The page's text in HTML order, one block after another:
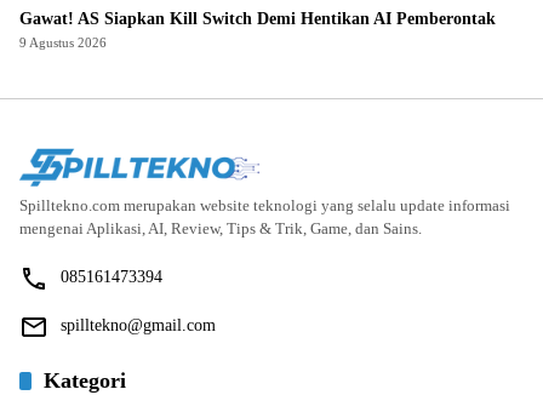
Gawat! AS Siapkan Kill Switch Demi Hentikan AI Pemberontak
9 Agustus 2026
Spilltekno.com merupakan website teknologi yang selalu update informasi
mengenai Aplikasi, AI, Review, Tips & Trik, Game, dan Sains.
085161473394
spilltekno@gmail.com
Kategori